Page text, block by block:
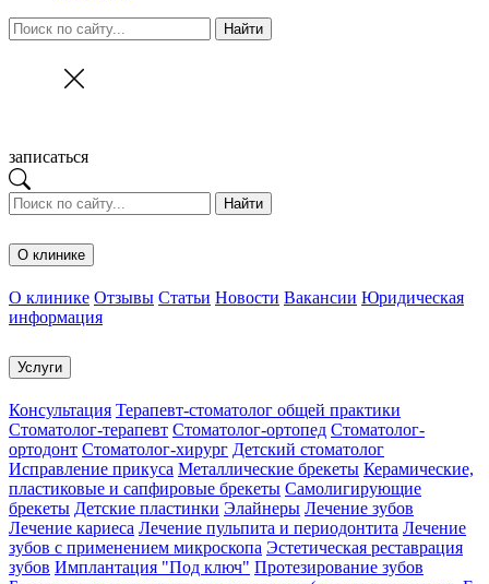
Найти
записаться
Найти
О клинике
О клинике Отзывы Статьи Новости Вакансии Юридическая
информация
Услуги
Консультация Терапевт-стоматолог общей практики
Cтоматолог-терапевт Стоматолог-ортопед Стоматолог-
ортодонт Стоматолог-хирург Детский стоматолог
Исправление прикуса Металлические брекеты Керамические,
пластиковые и сапфировые брекеты Самолигирующие
брекеты Детские пластинки Элайнеры Лечение зубов
Лечение кариеса Лечение пульпита и периодонтита Лечение
зубов с применением микроскопа Эстетическая реставрация
зубов Имплантация "Под ключ" Протезирование зубов